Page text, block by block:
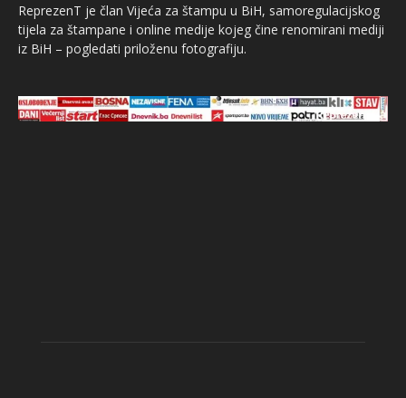
ReprezenT je član Vijeća za štampu u BiH, samoregulacijskog
tijela za štampane i online medije kojeg čine renomirani mediji
iz BiH – pogledati priloženu fotografiju.